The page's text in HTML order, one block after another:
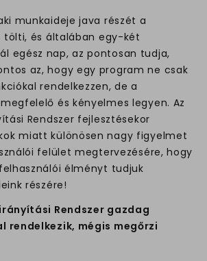
munkaideje java részét a
és általában egy-két
egész nap, az pontosan tudja,
az, hogy egy program ne csak
rendelkezzen, de a
és kényelmes legyen. Az
Rendszer fejlesztésekor
miatt különösen nagy figyelmet
felület megtervezésére, hogy
élményt tudjuk
részére!
Rendszer gazdag
rendelkezik, mégis megőrzi